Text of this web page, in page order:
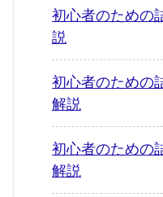
初心者のため
説
初心者のため
解説
初心者のため
解説